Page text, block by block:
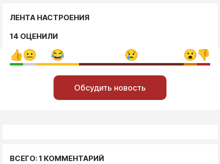
ЛЕНТА НАСТРОЕНИЯ
14 ОЦЕНИЛИ
Обсудить новость
ВСЕГО: 1 КОММЕНТАРИЙ